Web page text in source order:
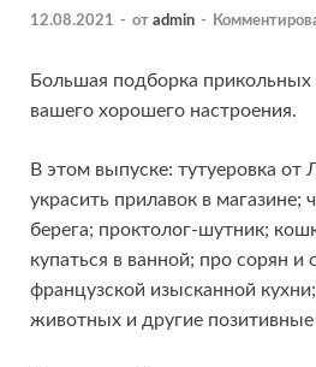
12.08.2021 - от admin -
Большая подборка прикольных
вашего хорошего настроения.
В этом выпуске: тутуеровка от
украсить прилавок в магазине;
берега; проктолог-шутник;
купаться в ванной; про сорян и
французской изысканной
животных и другие позитивные